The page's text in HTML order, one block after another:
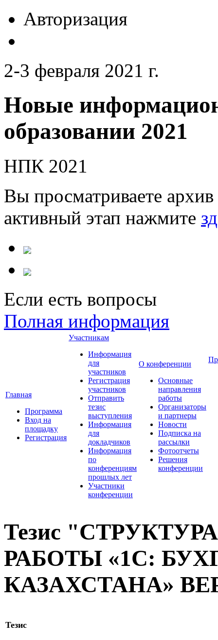
Авторизация
2-3 февраля 2021 г.
Новые
образовании 2021
НПК 2021
Вы просматриваете
активный этап нажмите
Если есть вопросы
Полная информация
Главная
Программа
Вход на
площадку
Регистрация
Участникам
Информация
для
участников
Регистрация
участников
Отправить
тезис
выступления
Информация
для
докладчиков
Информация
по
конференциям
прошлых лет
Участники
конференции
О конференции
Основные
направления
работы
Организаторы
и партнеры
Новости
Подписка на
рассылки
Фотоотчеты
Решения
конференции
Тезис
РАБОТЫ «1С:
КАЗАХСТАНА»
Тезис